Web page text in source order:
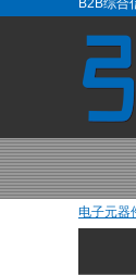
B2B综合
电子元